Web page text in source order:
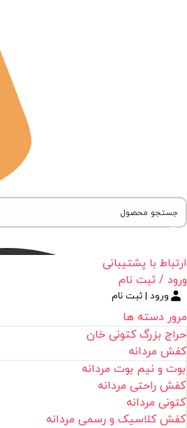
ارتباط با پشتیبانی
ورود / ثبت نام
ورود | ثبت نام
مرور دسته ها
حراج بزرگ کتونی خان
کفش مردانه
بوت و نیم بوت مردانه
کفش راحتی مردانه
کتونی مردانه
کفش کلاسیک و رسمی مردانه